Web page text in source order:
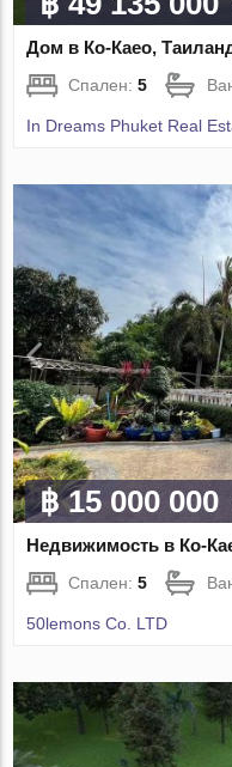
Дом в Ко-Каео,
Спален:5
In Dreams Phuket Real
฿ 15 000 000
Недвижимость в Ко-
Спален:5
50lemons Co. LTD